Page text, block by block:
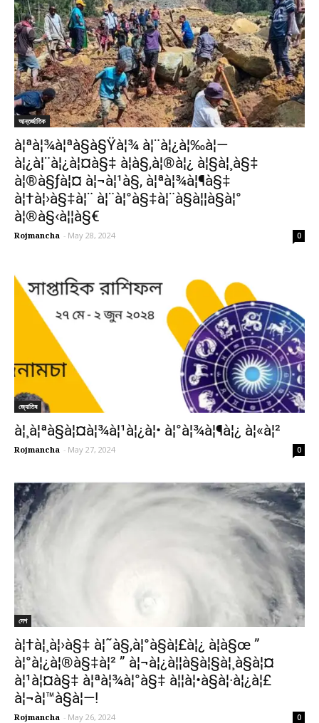
আন্তর্জাতিক
à¦ªà¦¾à¦ªà§à§Ÿà¦¾ à¦¨à¦¿à¦‰à¦—
à¦¿à¦¨à¦¿à¦¤à§‡ à¦­à§‚à¦®à¦¿ à¦§à¦¸à§‡
à¦®à§ƒà¦¤ à¦¬à¦¹à§, à¦ªà¦¾à¦¶à§‡
à¦†à¦›à§‡à¦¨ à¦¨à¦°à§‡à¦¨à§à¦¦à§à¦°
à¦®à§‹à¦¦à§€
Rojmancha - May 28, 2024 0
জ্যোতিষ
à¦¸à¦ªà§à¦¤à¦¾à¦¹à¦¿à¦• à¦°à¦¾à¦¶à¦¿ à¦«à¦²
Rojmancha - May 27, 2024 0
দেশ
à¦†à¦¸à¦›à§‡ à¦˜à§‚à¦°à§à¦£à¦¿ à¦à§œ ”
à¦°à¦¿à¦®à§‡à¦² ” à¦¬à¦¿à¦¦à§à¦§à¦¸à§à¦¤
à¦¹à¦¤à§‡ à¦ªà¦¾à¦°à§‡ à¦¦à¦•à§à¦·à¦¿à¦£
à¦¬à¦™à§à¦—!
Rojmancha - May 26, 2024 0